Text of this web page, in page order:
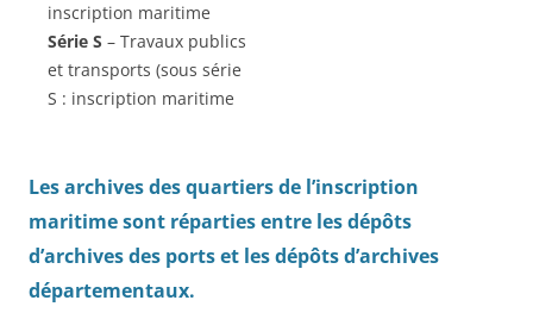
inscription maritime
Série S – Travaux publics
et transports (sous série
S : inscription maritime
Les archives des quartiers de l’inscription
maritime sont réparties entre les dépôts
d’archives des ports et les dépôts d’archives
départementaux.